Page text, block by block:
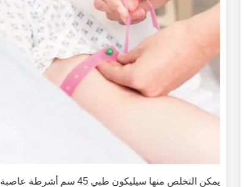
يمكن التخلص منها سيليكون طبي 45 سم أشرطة عاصبة